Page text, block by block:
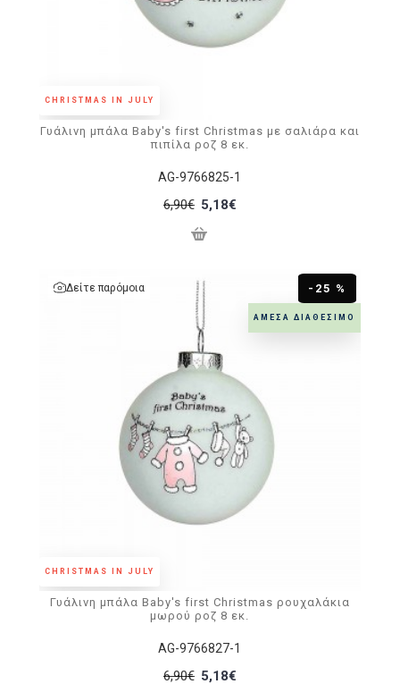
CHRISTMAS IN JULY
AG-9766825-1
Γυάλινη μπάλα Baby's first Christmas με σαλιάρα και
πιπίλα ροζ 8 εκ.
6,90€ 5,18€
ΆΜΕΣΑ ΔΙΑΘΈΣΙΜΟ
CHRISTMAS IN JULY
-25 %
Δείτε παρόμοια
AG-9766827-1
Γυάλινη μπάλα Baby's first Christmas ρουχαλάκια
μωρού ροζ 8 εκ.
6,90€ 5,18€